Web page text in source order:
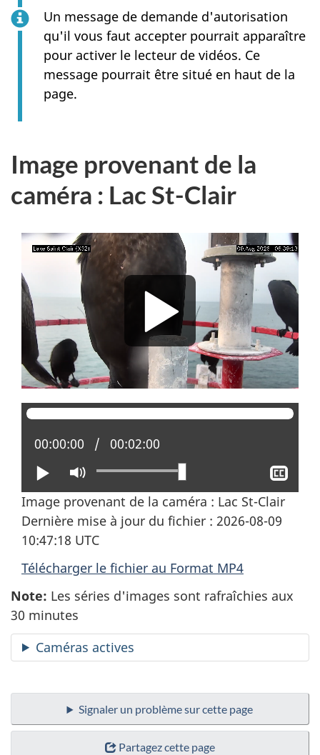
Un message de demande d'autorisation
qu'il vous faut accepter pourrait apparaître
pour activer le lecteur de vidéos. Ce
message pourrait être situé en haut de la
page.
Image provenant de la
caméra : Lac St-Clair
Lire
Activer
le
mode
muet
Position actuelle :
00:00:00 Temps total :
00:02:00
le
Image provenant de la caméra : Lac St-Clair
Dernière mise à jour du fichier : 2026-08-09
10:47:18 UTC
Télécharger le fichier au Format MP4
Note: Les séries d'images sont rafraîchies aux
30 minutes
Caméras actives
Signaler un problème sur cette page
Partagez cette page